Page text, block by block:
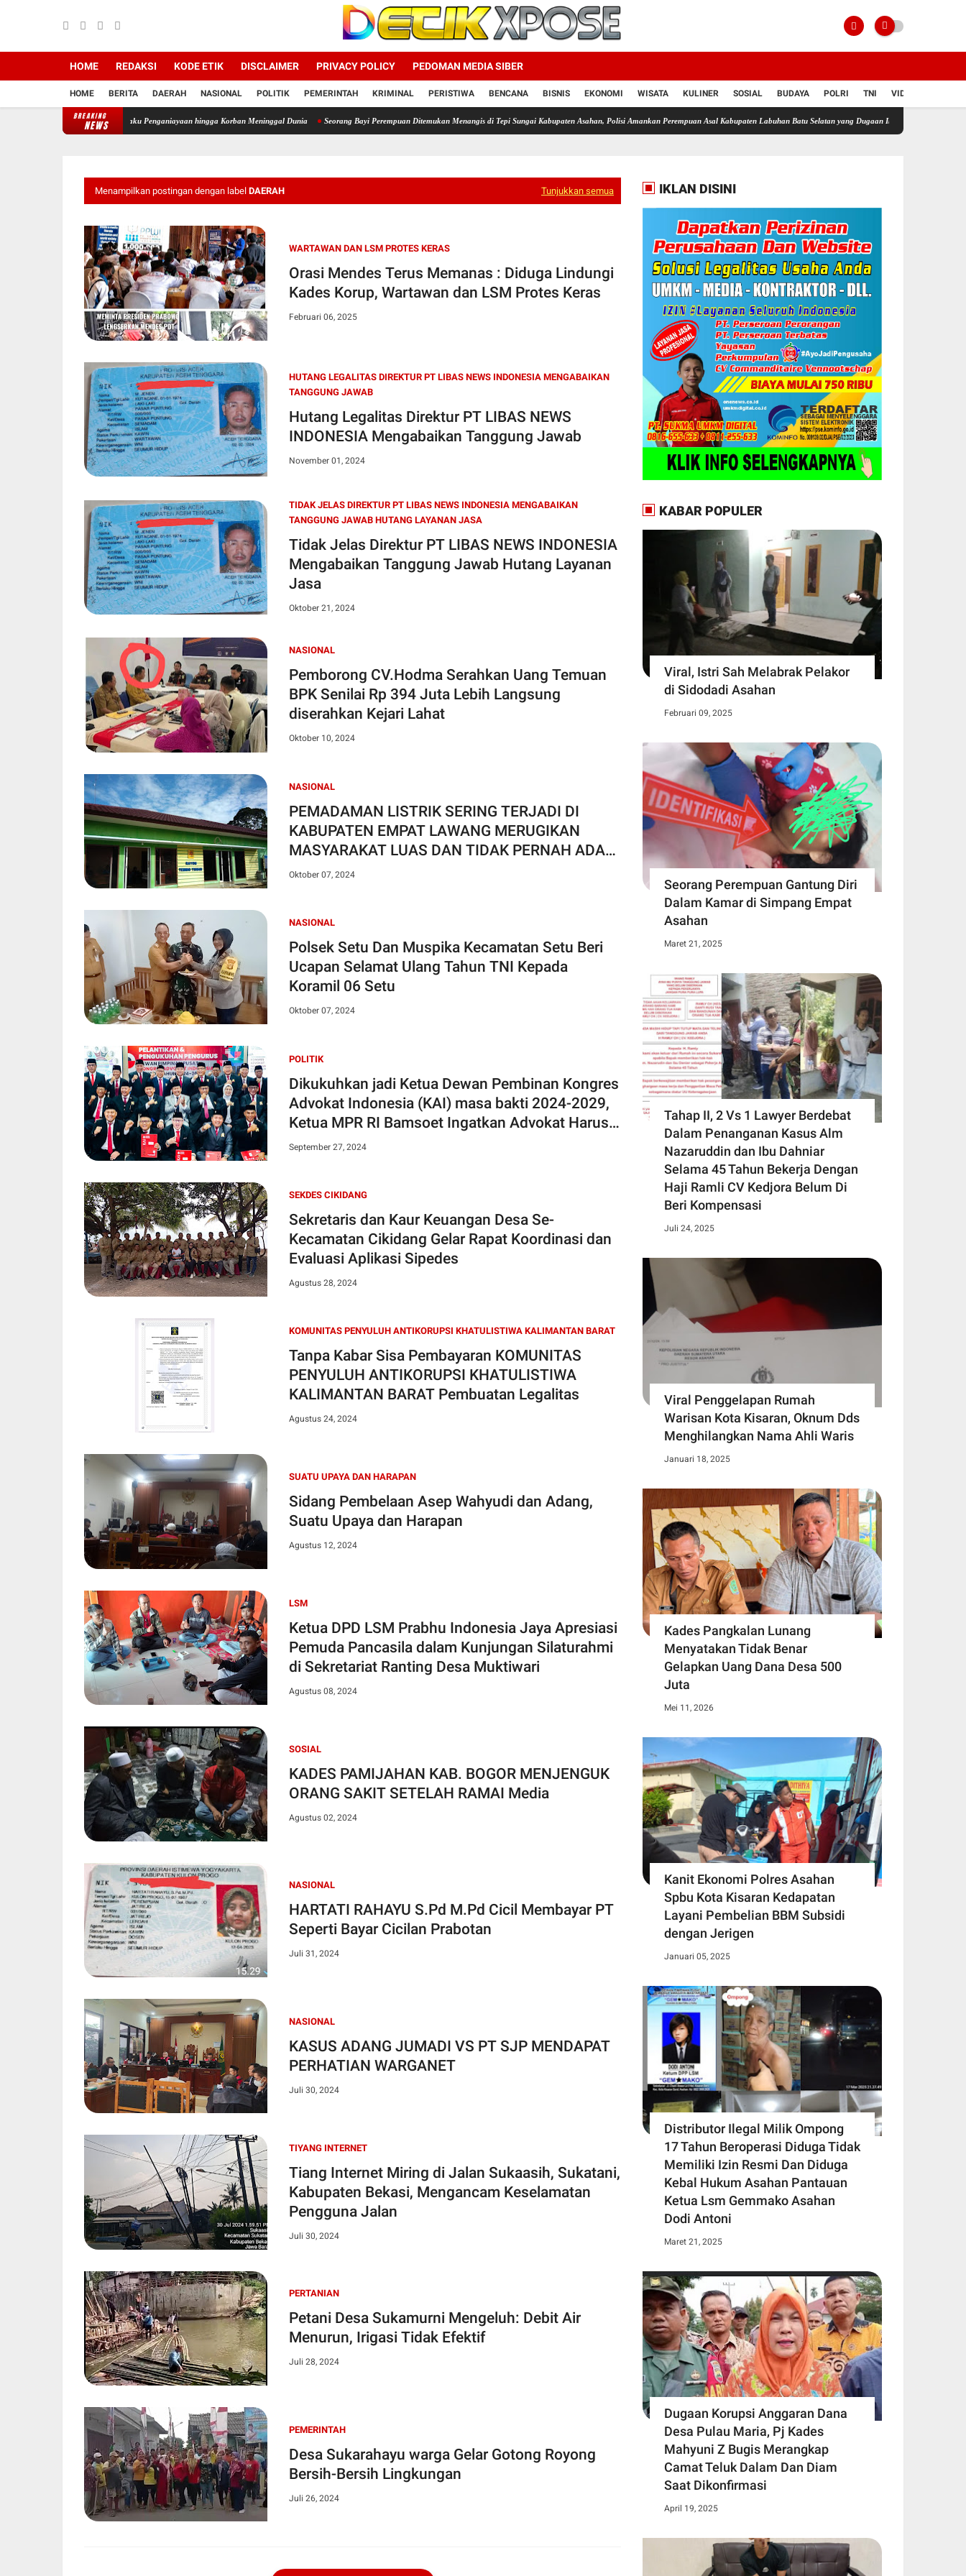
HOME REDAKSI KODE ETIK DISCLAIMER PRIVACY POLICY PEDOMAN MEDIA SIBER
HOME BERITA DAERAH NASIONAL POLITIK PEMERINTAH KRIMINAL PERISTIWA BENCANA BISNIS EKONOMI WISATA KULINER SOSIAL BUDAYA POLRI TNI VIDIO
BREAKING
NEWS
Terduga Pelaku Penganiayaan hingga Korban Meninggal Dunia Seorang Bayi Perempuan Ditemukan Menangis di Tepi Sungai Kabupaten Asahan, Polisi Amankan Perempuan Asal Kabupaten Labuhan Batu Selatan yang Dugaan Ibu Bayi Dugaan Jadi Lokasi
Menampilkan postingan dengan label DAERAH Tunjukkan semua
WARTAWAN DAN LSM PROTES KERAS
Orasi Mendes Terus Memanas : Diduga Lindungi
Kades Korup, Wartawan dan LSM Protes Keras
Februari 06, 2025
HUTANG LEGALITAS DIREKTUR PT LIBAS NEWS INDONESIA MENGABAIKAN
TANGGUNG JAWAB
Hutang Legalitas Direktur PT LIBAS NEWS
INDONESIA Mengabaikan Tanggung Jawab
November 01, 2024
TIDAK JELAS DIREKTUR PT LIBAS NEWS INDONESIA MENGABAIKAN
TANGGUNG JAWAB HUTANG LAYANAN JASA
Tidak Jelas Direktur PT LIBAS NEWS INDONESIA
Mengabaikan Tanggung Jawab Hutang Layanan
Jasa
Oktober 21, 2024
NASIONAL
Pemborong CV.Hodma Serahkan Uang Temuan
BPK Senilai Rp 394 Juta Lebih Langsung
diserahkan Kejari Lahat
Oktober 10, 2024
NASIONAL
PEMADAMAN LISTRIK SERING TERJADI DI
KABUPATEN EMPAT LAWANG MERUGIKAN
MASYARAKAT LUAS DAN TIDAK PERNAH ADA
PEMBERITAHUAN
Oktober 07, 2024
NASIONAL
Polsek Setu Dan Muspika Kecamatan Setu Beri
Ucapan Selamat Ulang Tahun TNI Kepada
Koramil 06 Setu
Oktober 07, 2024
POLITIK
Dikukuhkan jadi Ketua Dewan Pembinan Kongres
Advokat Indonesia (KAI) masa bakti 2024-2029,
Ketua MPR RI Bamsoet Ingatkan Advokat Harus
Jadi Solusi dan Bukan Jadi Pemicu
September 27, 2024
SEKDES CIKIDANG
Sekretaris dan Kaur Keuangan Desa Se-
Kecamatan Cikidang Gelar Rapat Koordinasi dan
Evaluasi Aplikasi Sipedes
Agustus 28, 2024
KOMUNITAS PENYULUH ANTIKORUPSI KHATULISTIWA KALIMANTAN BARAT
Tanpa Kabar Sisa Pembayaran KOMUNITAS
PENYULUH ANTIKORUPSI KHATULISTIWA
KALIMANTAN BARAT Pembuatan Legalitas
Agustus 24, 2024
SUATU UPAYA DAN HARAPAN
Sidang Pembelaan Asep Wahyudi dan Adang,
Suatu Upaya dan Harapan
Agustus 12, 2024
LSM
Ketua DPD LSM Prabhu Indonesia Jaya Apresiasi
Pemuda Pancasila dalam Kunjungan Silaturahmi
di Sekretariat Ranting Desa Muktiwari
Agustus 08, 2024
SOSIAL
KADES PAMIJAHAN KAB. BOGOR MENJENGUK
ORANG SAKIT SETELAH RAMAI Media
Agustus 02, 2024
NASIONAL
HARTATI RAHAYU S.Pd M.Pd Cicil Membayar PT
Seperti Bayar Cicilan Prabotan
Juli 31, 2024
NASIONAL
KASUS ADANG JUMADI VS PT SJP MENDAPAT
PERHATIAN WARGANET
Juli 30, 2024
TIYANG INTERNET
Tiang Internet Miring di Jalan Sukaasih, Sukatani,
Kabupaten Bekasi, Mengancam Keselamatan
Pengguna Jalan
Juli 30, 2024
PERTANIAN
Petani Desa Sukamurni Mengeluh: Debit Air
Menurun, Irigasi Tidak Efektif
Juli 28, 2024
PEMERINTAH
Desa Sukarahayu warga Gelar Gotong Royong
Bersih-Bersih Lingkungan
Juli 26, 2024
IKLAN DISINI
KABAR POPULER
Viral, Istri Sah Melabrak Pelakor
di Sidodadi Asahan
Februari 09, 2025
Seorang Perempuan Gantung Diri
Dalam Kamar di Simpang Empat
Asahan
Maret 21, 2025
Tahap II, 2 Vs 1 Lawyer Berdebat
Dalam Penanganan Kasus Alm
Nazaruddin dan Ibu Dahniar
Selama 45 Tahun Bekerja Dengan
Haji Ramli CV Kedjora Belum Di
Beri Kompensasi
Juli 24, 2025
Viral Penggelapan Rumah
Warisan Kota Kisaran, Oknum Dds
Menghilangkan Nama Ahli Waris
Januari 18, 2025
Kades Pangkalan Lunang
Menyatakan Tidak Benar
Gelapkan Uang Dana Desa 500
Juta
Mei 11, 2026
Kanit Ekonomi Polres Asahan
Spbu Kota Kisaran Kedapatan
Layani Pembelian BBM Subsidi
dengan Jerigen
Januari 05, 2025
Distributor Ilegal Milik Ompong
17 Tahun Beroperasi Diduga Tidak
Memiliki Izin Resmi Dan Diduga
Kebal Hukum Asahan Pantauan
Ketua Lsm Gemmako Asahan
Dodi Antoni
Maret 21, 2025
Dugaan Korupsi Anggaran Dana
Desa Pulau Maria, Pj Kades
Mahyuni Z Bugis Merangkap
Camat Teluk Dalam Dan Diam
Saat Dikonfirmasi
April 19, 2025